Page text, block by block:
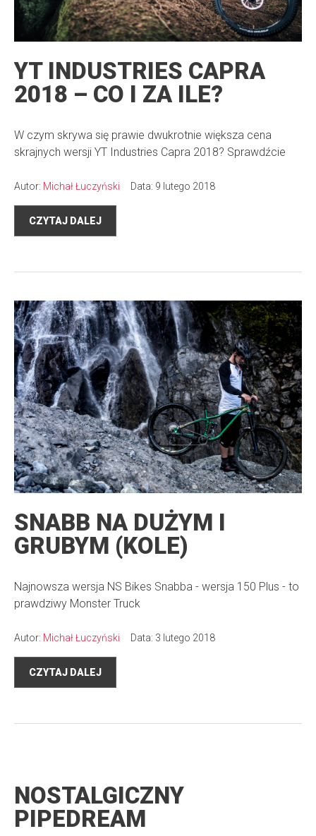
YT INDUSTRIES CAPRA
2018 – CO I ZA ILE?
W czym skrywa się prawie dwukrotnie większa cena
skrajnych wersji YT Industries Capra 2018? Sprawdźcie
Autor: Michał Łuczyński Data: 9 lutego 2018
CZYTAJ DALEJ
SNABB NA DUŻYM I
GRUBYM (KOLE)
Najnowsza wersja NS Bikes Snabba - wersja 150 Plus - to
prawdziwy Monster Truck
Autor: Michał Łuczyński Data: 3 lutego 2018
CZYTAJ DALEJ
NOSTALGICZNY
PIPEDREAM